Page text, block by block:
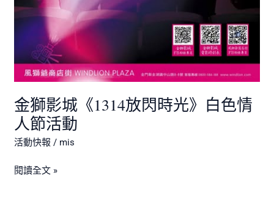
金獅影城《1314放閃時光》白色情
人節活動
活動快報 / mis
閱讀全文 »